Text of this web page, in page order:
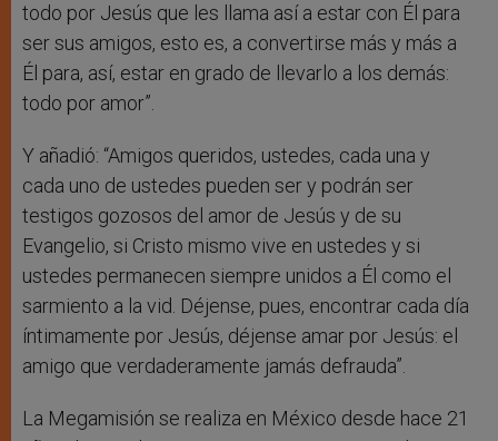
todo por Jesús que les llama así a estar con Él para
ser sus amigos, esto es, a convertirse más y más a
Él para, así, estar en grado de llevarlo a los demás:
todo por amor”.
Y añadió: “Amigos queridos, ustedes, cada una y
cada uno de ustedes pueden ser y podrán ser
testigos gozosos del amor de Jesús y de su
Evangelio, si Cristo mismo vive en ustedes y si
ustedes permanecen siempre unidos a Él como el
sarmiento a la vid. Déjense, pues, encontrar cada día
íntimamente por Jesús, déjense amar por Jesús: el
amigo que verdaderamente jamás defrauda”.
La Megamisión se realiza en México desde hace 21